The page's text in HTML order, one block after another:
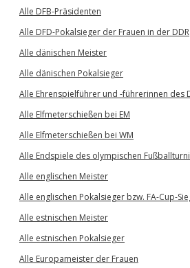
Alle DFB-Präsidenten
Alle DFD-Pokalsieger der Frauen in der DDR
Alle dänischen Meister
Alle dänischen Pokalsieger
Alle Ehrenspielführer und -führerinnen des
Alle Elfmeterschießen bei EM
Alle Elfmeterschießen bei WM
Alle Endspiele des olympischen
Alle englischen Meister
Alle englischen Pokalsieger bzw. FA-Cup-
Alle estnischen Meister
Alle estnischen Pokalsieger
Alle Europameister der Frauen